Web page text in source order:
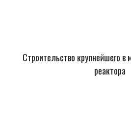
Строительство крупнейшего в
реактора